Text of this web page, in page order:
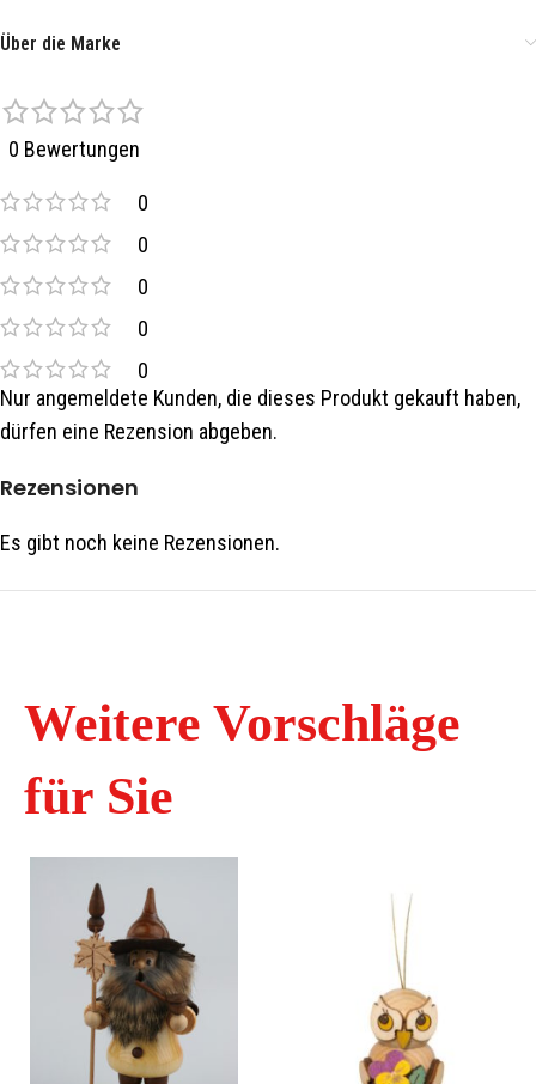
Über die Marke
0 Bewertungen
0
0
0
0
0
Rezensionen
Es gibt noch keine Rezensionen.
Nur angemeldete Kunden, die dieses Produkt gekauft haben,
dürfen eine Rezension abgeben.
Weitere Vorschläge
für Sie